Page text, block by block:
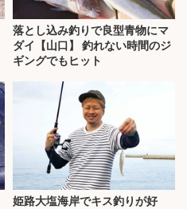
落とし込み釣りで良型青物にマ
ダイ【山口】 釣れない時間のジ
ギングでもヒット
姫路大塩海岸でキス釣りが好